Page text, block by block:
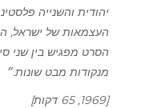
יהודית והשנייה
העצמאות של ישראל,
הסרט מפגיש בין שני
מנקודות מבט שונות.״
[1969, 65 דקות]